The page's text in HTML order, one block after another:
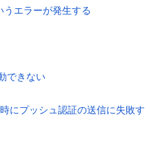
うエラーが発生する
できない
にプッシュ認証の送信に失敗す